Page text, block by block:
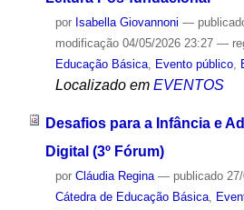
por Isabella Giovannoni —
modificação04/05/2026 23:27 —
Educação Básica, Evento público,
Localizado em EVENTOS
Desafios para a Infância e
Digital (3º Fórum)
por Cláudia Regina — publicado27/
Cátedra de Educação Básica,